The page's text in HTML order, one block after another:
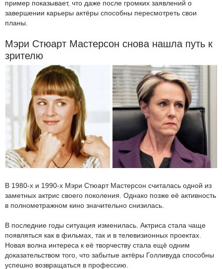
пример показывает, что даже после громких заявлений о
завершении карьеры актёры способны пересмотреть свои
планы.
Мэри Стюарт Мастерсон снова нашла путь к
зрителю
В 1980-х и 1990-х Мэри Стюарт Мастерсон считалась одной из
заметных актрис своего поколения. Однако позже её активность
в полнометражном кино значительно снизилась.
В последние годы ситуация изменилась. Актриса стала чаще
появляться как в фильмах, так и в телевизионных проектах.
Новая волна интереса к её творчеству стала ещё одним
доказательством того, что забытые актёры Голливуда способны
успешно возвращаться в профессию.